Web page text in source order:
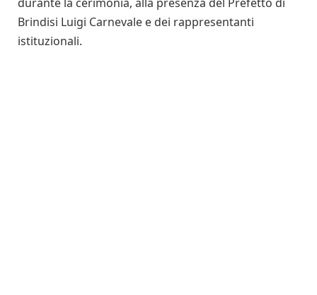
Brindisi Luigi Carnevale e dei rappresentanti
istituzionali.